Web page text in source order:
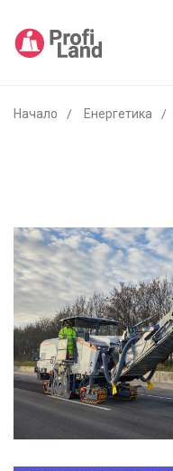
Начало Енергетика